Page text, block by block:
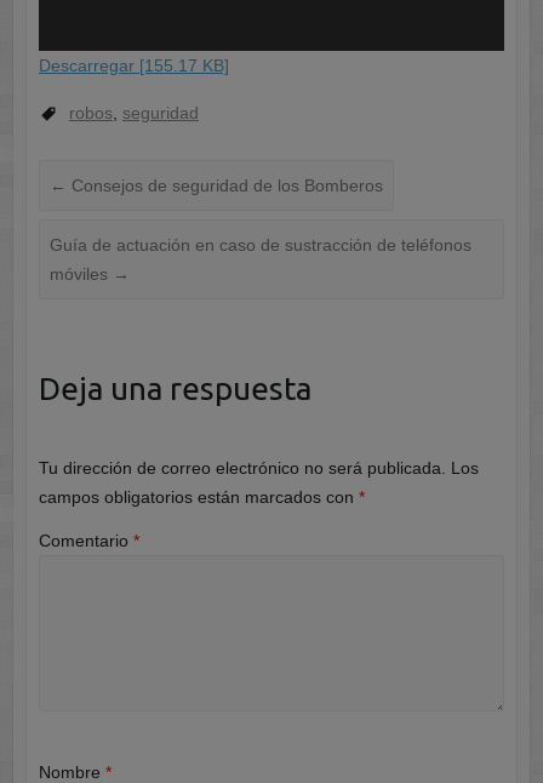
Descarregar [155.17 KB]
robos seguridad
← Consejos de seguridad de los Bomberos
Guía de actuación en caso de sustracción de teléfonos
móviles →
Deja una respuesta
Tu dirección de correo electrónico no será publicada. Los
campos obligatorios están marcados con *
Comentario *
Nombre *